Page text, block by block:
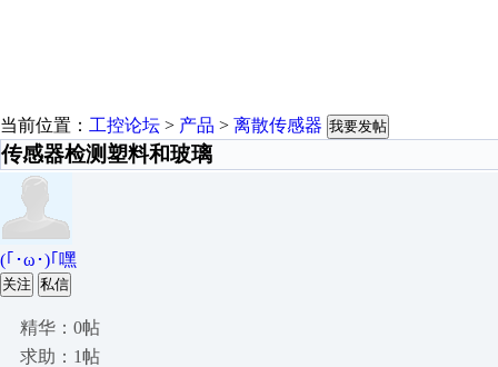
当前位置： 工控论坛 > 产品 > 离散传感器 我要发帖
传感器检测塑料和玻璃
(｢･ω･)｢嘿
关注 私信
精华：0帖
求助：1帖